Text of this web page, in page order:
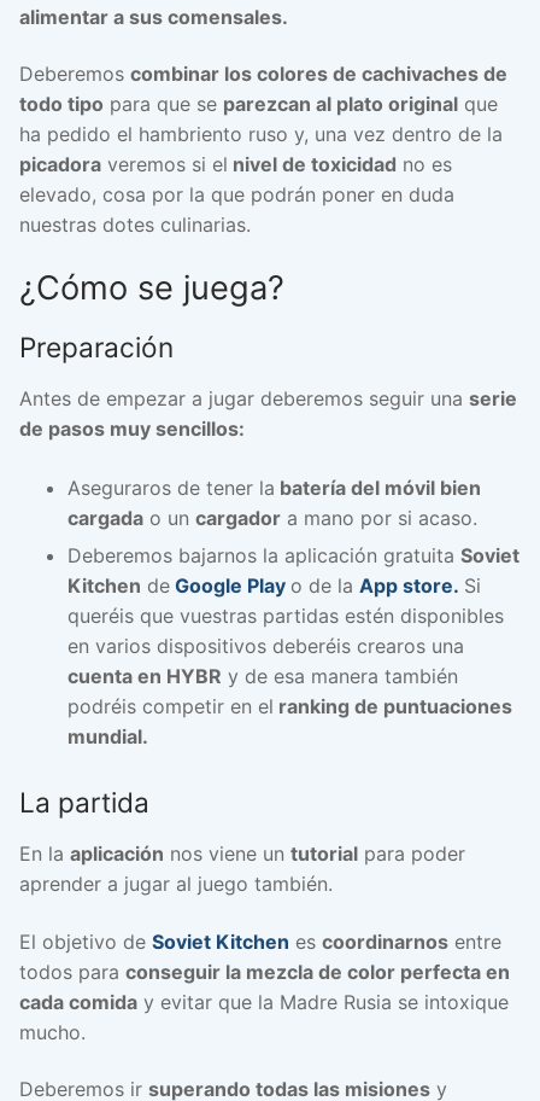
alimentar a sus comensales.
Deberemos combinar los colores de cachivaches de
todo tipo para que se parezcan al plato original que
ha pedido el hambriento ruso y, una vez dentro de la
picadora veremos si el nivel de toxicidad no es
elevado, cosa por la que podrán poner en duda
nuestras dotes culinarias.
¿Cómo se juega?
Preparación
Antes de empezar a jugar deberemos seguir una serie
de pasos muy sencillos:
Aseguraros de tener la batería del móvil bien
cargada o un cargador a mano por si acaso.
Deberemos bajarnos la aplicación gratuita Soviet
Kitchen de Google Play o de la App store. Si
queréis que vuestras partidas estén disponibles
en varios dispositivos deberéis crearos una
cuenta en HYBR y de esa manera también
podréis competir en el ranking de puntuaciones
mundial.
La partida
En la aplicación nos viene un tutorial para poder
aprender a jugar al juego también.
El objetivo de Soviet Kitchen es coordinarnos entre
todos para conseguir la mezcla de color perfecta en
cada comida y evitar que la Madre Rusia se intoxique
mucho.
Deberemos ir superando todas las misiones y